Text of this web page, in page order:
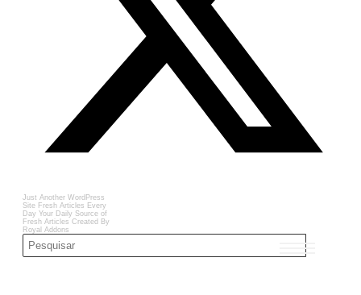
Just Another WordPress
Site Fresh Articles Every
Day Your Daily Source of
Fresh Articles Created By
Royal Addons